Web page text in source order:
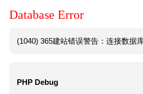
Database Error
(1040) 365建站错误警告：连接数据
PHP Debug